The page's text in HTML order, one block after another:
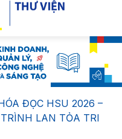
ĐỌC HSU 2026 –
LAN TỎA TRI